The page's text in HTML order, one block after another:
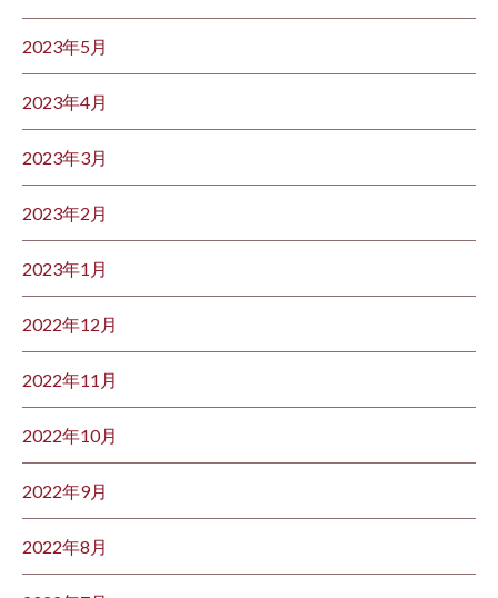
2023年5月
2023年4月
2023年3月
2023年2月
2023年1月
2022年12月
2022年11月
2022年10月
2022年9月
2022年8月